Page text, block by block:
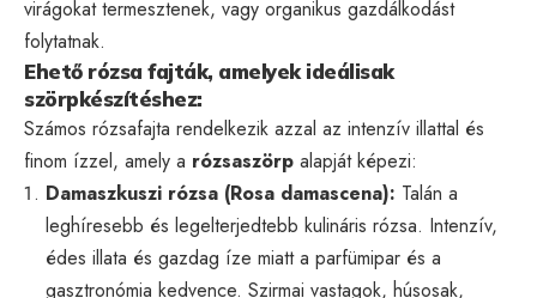
virágokat termesztenek, vagy organikus gazdálkodást
folytatnak.
Ehető rózsa fajták, amelyek ideálisak
szörpkészítéshez:
Számos rózsafajta rendelkezik azzal az intenzív illattal és
finom ízzel, amely a rózsaszörp alapját képezi:
Damaszkuszi rózsa (Rosa damascena): Talán a
leghíresebb és legelterjedtebb kulináris rózsa. Intenzív,
édes illata és gazdag íze miatt a parfümipar és a
gasztronómia kedvence. Szirmai vastagok, húsosak,